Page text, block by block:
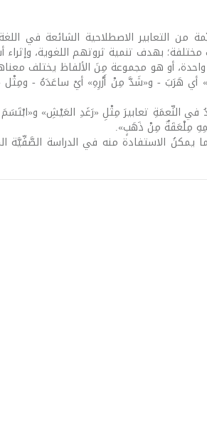
بهدف تنمية ثروتهم اللغوية، وإثراء
أو هو مجموعة مِنَ الألفاظ يختلف
أي هَرَبَ - و«شَدَّ مِنْ أَزْرِهِ» أيْ ساعَدَهُ - ومِثْل
النِّعمَةِ تعابيرَ مِثْلِ «رَغَدِ العَيْشِ»
مِلْعَقَةٌ مِنْ ذَهَبٍ».
الاستفادة منه في الدراسة الصَّفِّيَّة